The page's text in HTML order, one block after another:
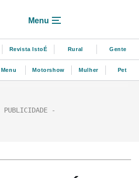
Menu
Revista IstoÉ Rural Gente
Menu Motorshow Mulher Pet